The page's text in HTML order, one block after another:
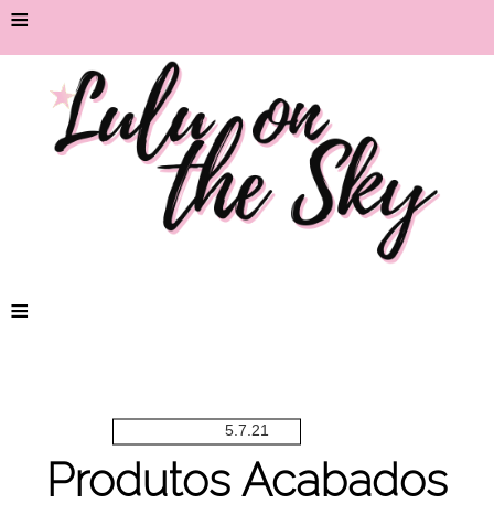
≡
≡
5.7.21
Produtos Acabados